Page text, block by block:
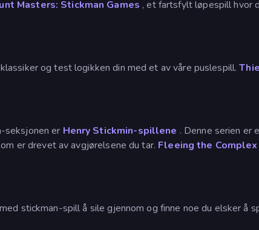
Masters: Stickman Games , et fartsfylt løpespill hvor
og test logikken din med et av våre puslespill.
seksjonen er Henry Stickmin-spillene . Denne serien er
er drevet av avgjørelsene du tar. Fleeing the Complex
stickman-spill å sile gjennom og finne noe du elsker å